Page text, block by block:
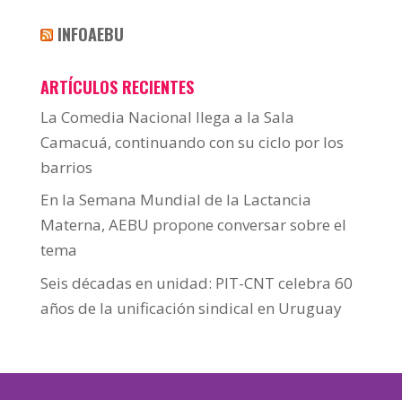
INFOAEBU
ARTÍCULOS RECIENTES
La Comedia Nacional llega a la Sala
Camacuá, continuando con su ciclo por los
barrios
En la Semana Mundial de la Lactancia
Materna, AEBU propone conversar sobre el
tema
Seis décadas en unidad: PIT-CNT celebra 60
años de la unificación sindical en Uruguay